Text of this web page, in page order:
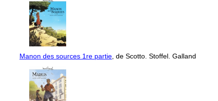
Manon des sources 1re partie, de Scotto. Stoffel. Galland